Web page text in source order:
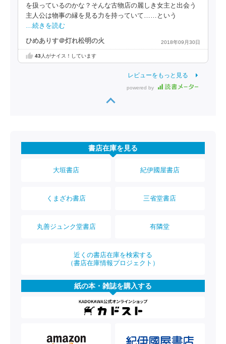
を扱っているのかな？そんな古物店の麗しき女主と出会う
主人公は物事の縁を見る力を持っていて……という
…続きを読む
ひめありす＠灯れ松明の火 2018年09月30日
43人がナイス！しています
レビューをもっと見る
powered by
書店在庫を見る
大垣書店 紀伊國屋書店
くまざわ書店 三省堂書店
丸善ジュンク堂書店 有隣堂
近くの書店在庫を検索する
（書店在庫情報プロジェクト）
紙の本・雑誌を購入する